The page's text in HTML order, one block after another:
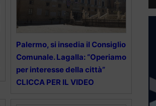
Palermo, si insedia il Consiglio
Comunale. Lagalla: “Operiamo
per interesse della città”
CLICCA PER IL VIDEO